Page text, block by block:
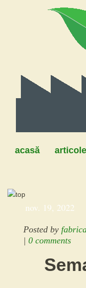
acasă articole
nov. 19, 2022
Posted by
| 0 comments